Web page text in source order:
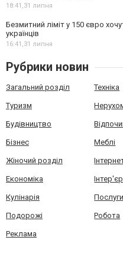
18:41,31 липня
Безмитний ліміт у 150 євро
українців
16:41,31 липня
Рубрики новин
Загальний розділ Техніка
Туризм
Будівництво
Бізнес Меблі
Жіночий розділ
Економіка Інтер'єр
Кулінарія Послуги
Подорожі Робота
Реклама